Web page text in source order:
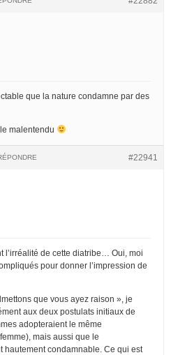
que la nature condamne par des
malentendu
#22941
l’irréalité de cette diatribe… Oui, moi
pour donner l’impression de
que vous ayez raison », je
aux deux postulats initiaux de
adopteraient le même
mais aussi que le
hautement condamnable. Ce qui est